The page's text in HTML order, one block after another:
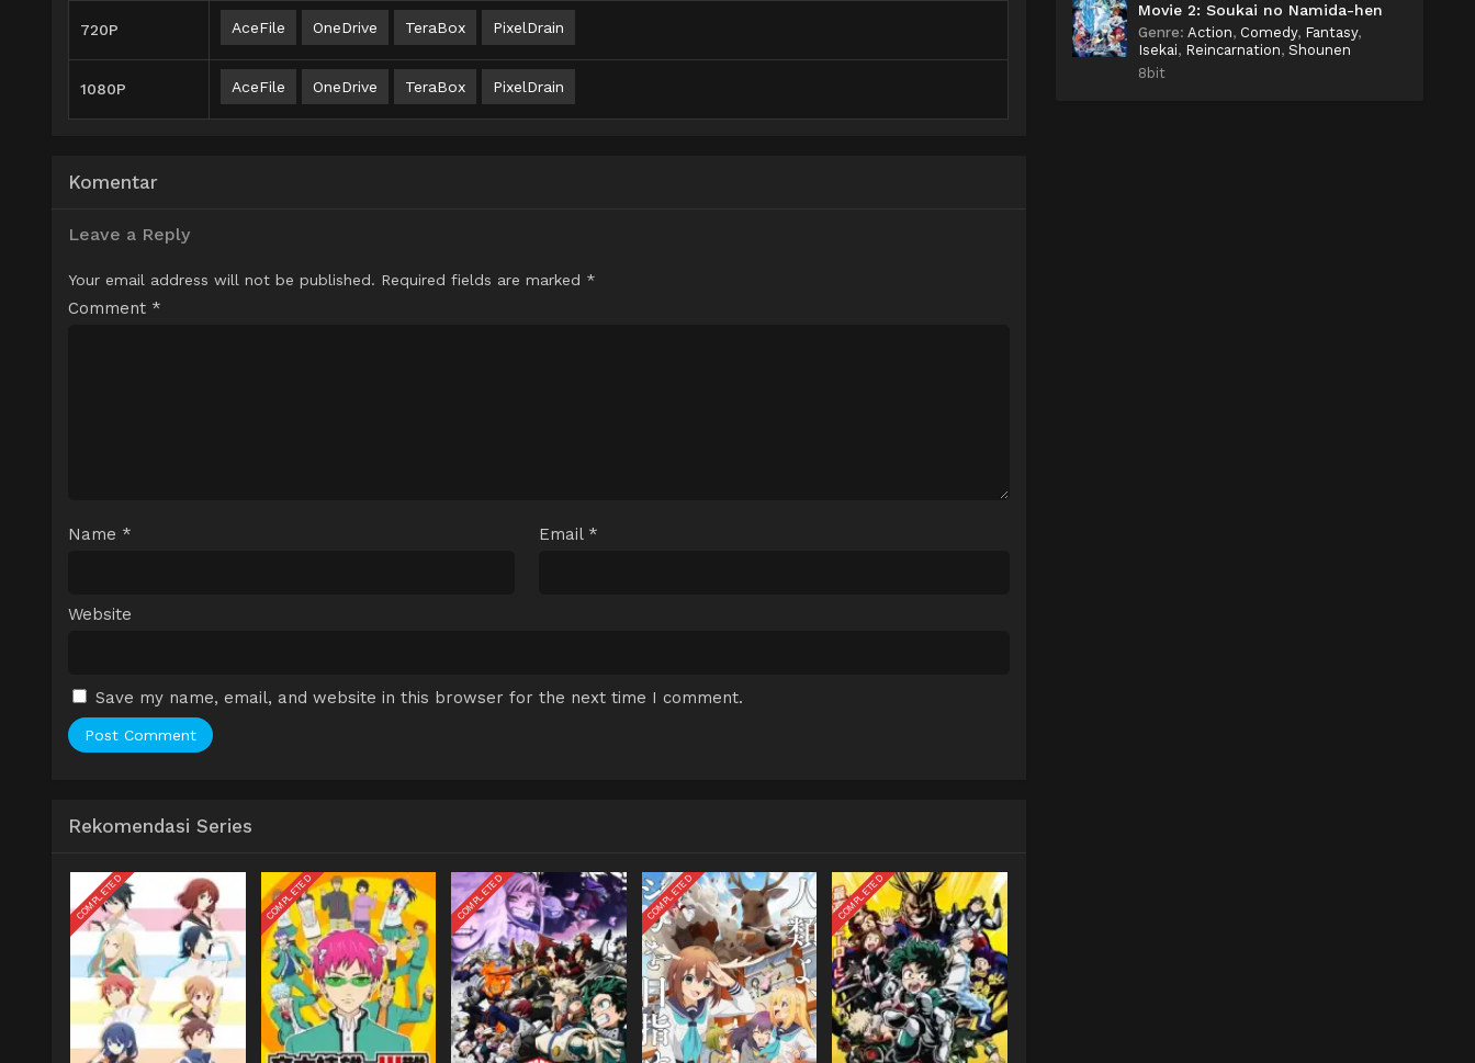
720P AceFile OneDrive TeraBox PixelDrain
1080P AceFile OneDrive TeraBox PixelDrain
Komentar
Leave a Reply
Your email address will not be published. Required fields are marked *
Comment *
Name * Email *
Website
Save my name, email, and website in this browser for the next time I comment.
Rekomendasi Series
COMPLETED COMPLETED COMPLETED COMPLETED COMPLETED
Movie 2: Soukai no Namida-hen
Genre: Action, Comedy, Fantasy,
Isekai, Reincarnation, Shounen
8bit